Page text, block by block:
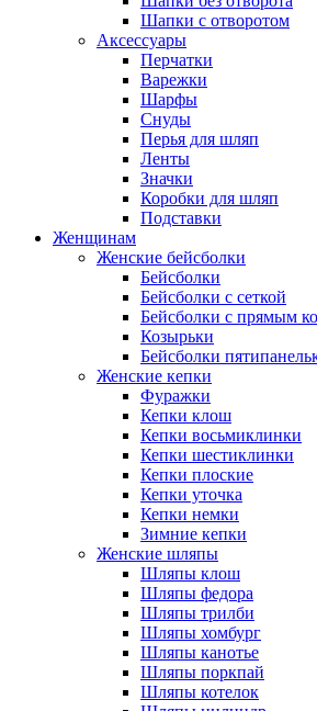
Шапки с отворотом
Аксессуары
Перчатки
Варежки
Шарфы
Снуды
Перья для шляп
Ленты
Значки
Коробки для шляп
Подставки
Женщинам
Женские бейсболки
Бейсболки
Бейсболки с сеткой
Бейсболки с прямым
Козырьки
Бейсболки
Женские кепки
Фуражки
Кепки клош
Кепки восьмиклинки
Кепки шестиклинки
Кепки плоские
Кепки уточка
Кепки немки
Зимние кепки
Женские шляпы
Шляпы клош
Шляпы федора
Шляпы трилби
Шляпы хомбург
Шляпы канотье
Шляпы поркпай
Шляпы котелок